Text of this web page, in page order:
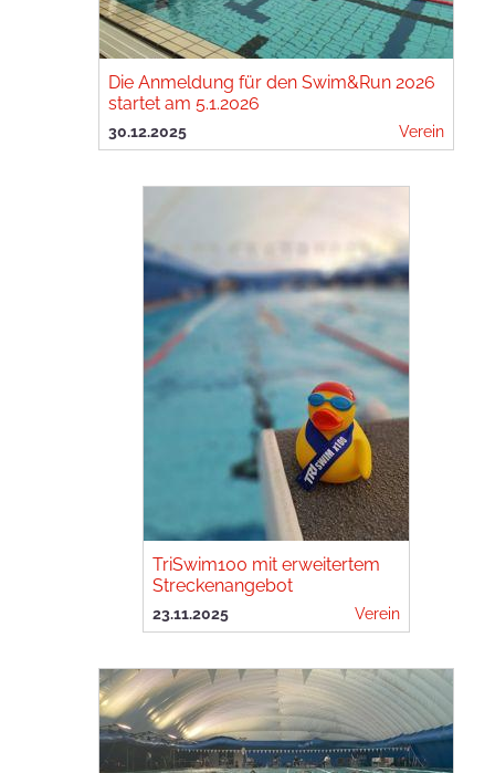
Die Anmeldung für den Swim&Run 2026
startet am 5.1.2026
30.12.2025 Verein
TriSwim100 mit erweitertem
Streckenangebot
23.11.2025 Verein